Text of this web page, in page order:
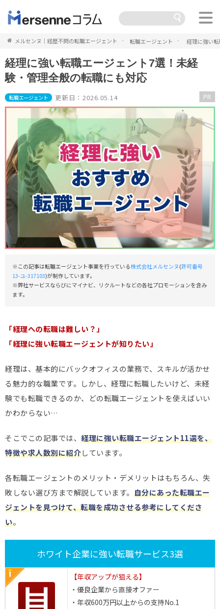
メルセンヌ｜経歴不問の転職エージェント 転職エージェント 経理に強い
経理に強い転職エージェント7選！未経
験・管理全般の転職にも対応
転職エージェント 更新日：2026.05.14 PR
※この記事は転職エージェント事業を行っている株式会社メルセンヌ(許可番号
13-ユ-317103)が制作しています。
※弊社サービスならびにマイナビ、リクルートなどの各社プロモーションを含み
ます。
「経理への転職は難しい？」
「経理に強い転職エージェントが知りたい」
経理は、基本的にバックオフィスの業務で、スキルが活かせ
る魅力的な職業です。しかし、経理に転職したいけど、未経
験でも転職できるのか、どの転職エージェントを使えばいい
かわからない…
そこでこの記事では、 経理に強い転職エージェント11選を、
特徴や求人数別に紹介しています。
各転職エージェントのメリット・デメリットはもちろん、失
敗しない選び方まで解説しています。 自分にあった転職エー
ジェントを見つけて、転職を成功させる参考にしてくださ
い。
ホワイト企業に強い転職サービス3選
【年収アップが狙える】
・優良企業から直接オファー
・年収600万円以上からの支持No.1